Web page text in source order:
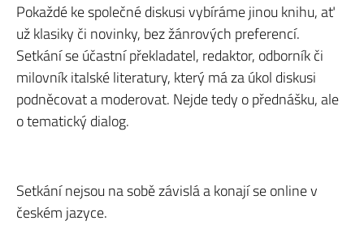
Pokaždé ke společné diskusi vybíráme jinou knihu, ať
už klasiky či novinky, bez žánrových preferencí.
Setkání se účastní překladatel, redaktor, odborník či
milovník italské literatury, který má za úkol diskusi
podněcovat a moderovat. Nejde tedy o přednášku, ale
o tematický dialog.
Setkání nejsou na sobě závislá a konají se online v
českém jazyce.